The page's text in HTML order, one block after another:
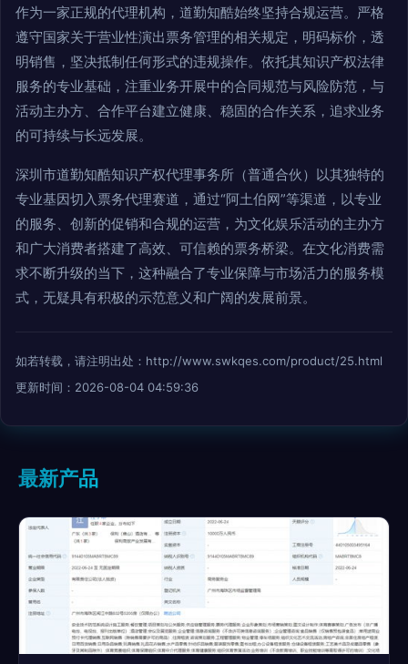
作为一家正规的代理机构，道勤知酷始终坚持合规运营。严格
遵守国家关于营业性演出票务管理的相关规定，明码标价，透
明销售，坚决抵制任何形式的违规操作。依托其知识产权法律
服务的专业基础，注重业务开展中的合同规范与风险防范，与
活动主办方、合作平台建立健康、稳固的合作关系，追求业务
的可持续与长远发展。
深圳市道勤知酷知识产权代理事务所（普通合伙）以其独特的
专业基因切入票务代理赛道，通过“阿土伯网”等渠道，以专业
的服务、创新的促销和合规的运营，为文化娱乐活动的主办方
和广大消费者搭建了高效、可信赖的票务桥梁。在文化消费需
求不断升级的当下，这种融合了专业保障与市场活力的服务模
式，无疑具有积极的示范意义和广阔的发展前景。
如若转载，请注明出处：http://www.swkqes.com/product/25.html
更新时间：2026-08-04 04:59:36
最新产品